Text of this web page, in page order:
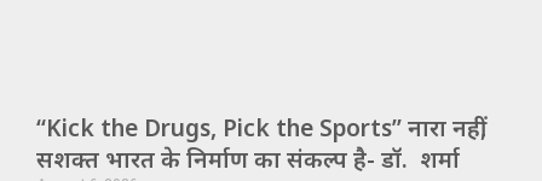
“Kick the Drugs, Pick the Sports” नारा नहीं,
सशक्त भारत के निर्माण का संकल्प है- डॉ. शर्मा